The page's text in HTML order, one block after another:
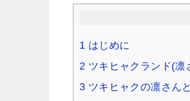
1 はじめに
2 ツキヒャクランド(凛
3 ツキヒャクの凛さん